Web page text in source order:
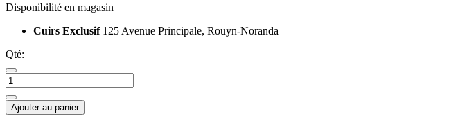
Disponibilité en magasin
Cuirs Exclusif 125 Avenue Principale, Rouyn-Noranda
Qté:
Ajouter au panier